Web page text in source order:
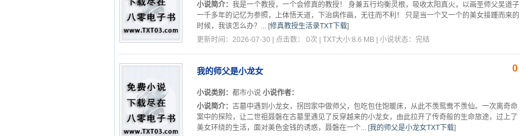
小说简介： 我是一个教授，一个会修真的教授！ 身兼五行均衡灵根，吸收太阳真火，以画圣师父吴道子
一千多年的记忆为参照，上体悟天道，下治病作画，无往而不利！ 只是当一个又一个的美女接踵而来的
时候，我该怎么办？... [修真教授生活录TXT下载]
更新时间：2026-07-30 | 点击数： 0次 | TXT大小:8.6 MB | 小说状态：完结
我的师父是小龙女 0
小说类别： 都市小说 小说作者：
小说简介： 古墓中遇到小龙女，拐回家中做师父，包吃包住饱暖床，从此不羡鸳鸯不羡仙。一次离奇命
案中的探险，让二世祖聂磐在古墓里遇见了反穿越来的小龙女，由此拉开了传奇般的生命旅途，过上了
美女环绕的生活，面对美色金钱的诱惑，聂磐在一个... [我的师父是小龙女TXT下载]